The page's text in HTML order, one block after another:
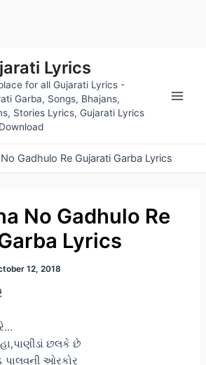
Lyrics
for all Gujarati Lyrics -
Garba, Songs, Bhajans,
Stories Lyrics, Gujarati Lyrics
Gadhulo Re Gujarati Garba Lyrics
No Gadhulo Re
Lyrics
12, 2018
છલકે છે
ઓરકોર